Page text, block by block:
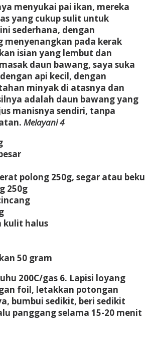
menyukai pai ikan, mereka
yang cukup sulit untuk
sederhana, dengan
menyenangkan pada kerak
isian yang lembut dan
daun bawang, saya suka
api kecil, dengan
minyak di atasnya dan
adalah daun bawang yang
manisnya sendiri, tanpa
Melayani 4
polong 250g, segar atau beku
250g
kulit halus
50 gram
200C/gas 6. Lapisi loyang
foil, letakkan potongan
bumbui sedikit, beri sedikit
panggang selama 15-20 menit